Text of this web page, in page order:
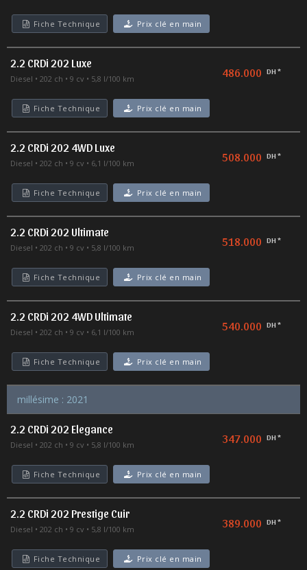
Fiche Technique Prix clé en main
2.2 CRDi 202 Luxe
Diesel 202 ch 9 cv 5,8 l/100 km 486.000 DH *
Fiche Technique Prix clé en main
2.2 CRDi 202 4WD Luxe
Diesel 202 ch 9 cv 6,1 l/100 km 508.000 DH *
Fiche Technique Prix clé en main
2.2 CRDi 202 Ultimate
Diesel 202 ch 9 cv 5,8 l/100 km 518.000 DH *
Fiche Technique Prix clé en main
2.2 CRDi 202 4WD Ultimate
Diesel 202 ch 9 cv 6,1 l/100 km 540.000 DH *
Fiche Technique Prix clé en main
millésime : 2021
2.2 CRDi 202 Elegance
Diesel 202 ch 9 cv 5,8 l/100 km 347.000 DH *
Fiche Technique Prix clé en main
2.2 CRDi 202 Prestige Cuir
Diesel 202 ch 9 cv 5,8 l/100 km 389.000 DH *
Fiche Technique Prix clé en main